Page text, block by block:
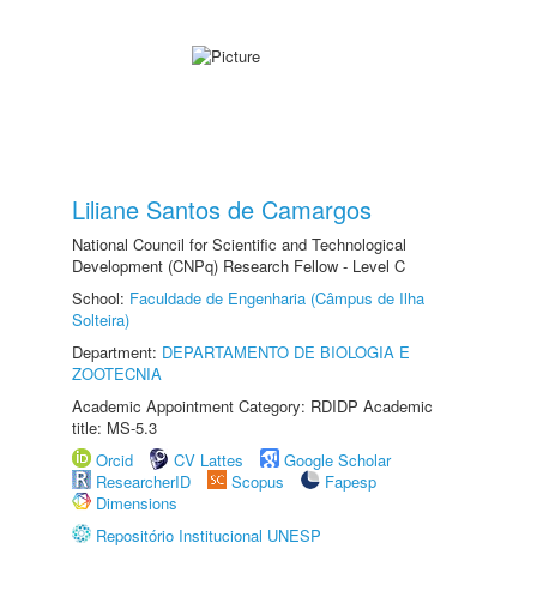
Liliane Santos de Camargos
National Council for Scientific and Technological
Development (CNPq) Research Fellow - Level C
School: Faculdade de Engenharia (Câmpus de Ilha
Solteira)
Department: DEPARTAMENTO DE BIOLOGIA E
ZOOTECNIA
Academic Appointment Category: RDIDP Academic
title: MS-5.3
Orcid
CV Lattes
Google Scholar
ResearcherID
Scopus
Fapesp
Dimensions
Repositório Institucional UNESP